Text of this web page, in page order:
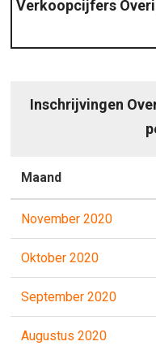
Verkoopcijfers
Inschrijvingen
Maand
November 2020
Oktober 2020
September 2020
Augustus 2020